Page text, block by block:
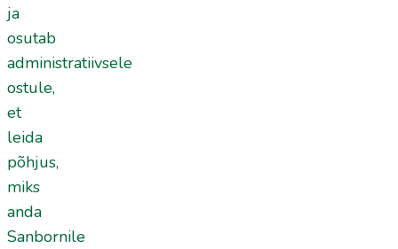
ja
osutab
administratiivsele
ostule,
et
leida
põhjus,
miks
anda
Sanbornile